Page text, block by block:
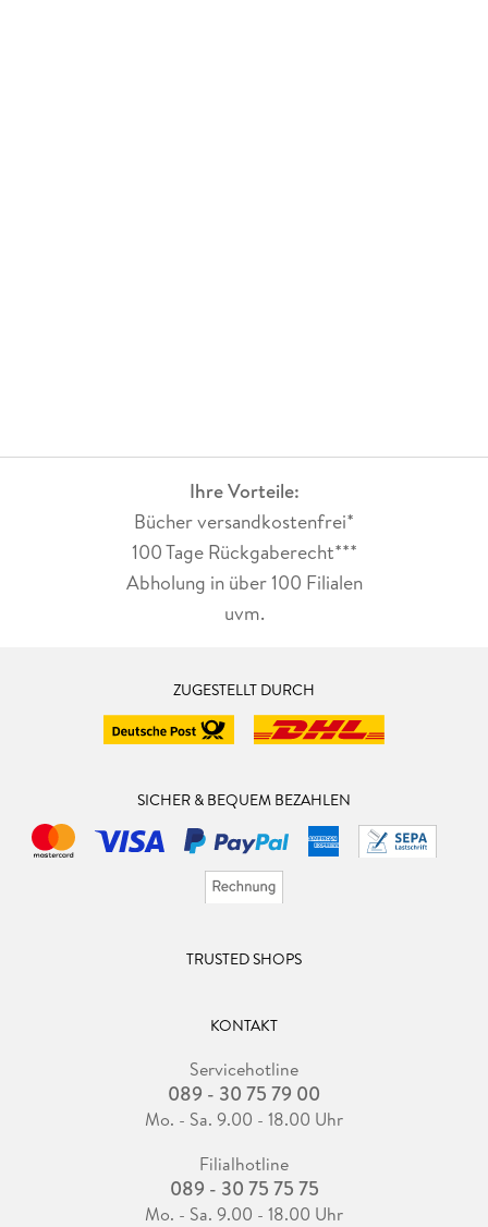
Ihre Vorteile:
Bücher versandkostenfrei*
100 Tage Rückgaberecht***
Abholung in über 100 Filialen
uvm.
ZUGESTELLT DURCH
SICHER & BEQUEM BEZAHLEN
TRUSTED SHOPS
KONTAKT
Servicehotline
089 - 30 75 79 00
Mo. - Sa. 9.00 - 18.00 Uhr
Filialhotline
089 - 30 75 75 75
Mo. - Sa. 9.00 - 18.00 Uhr